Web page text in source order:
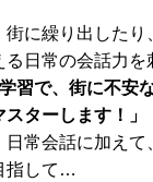
街に繰り出した
る日常の会話力を
習で、街に不安
ターします！」
日常会話に加え
指して…